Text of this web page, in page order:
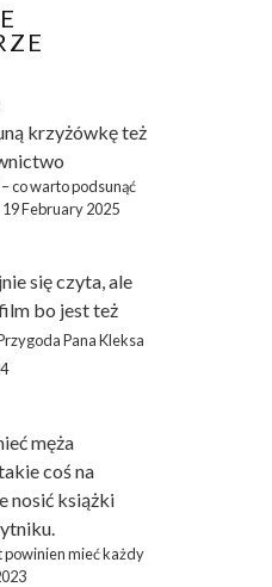
krzyżówkęteż
co warto podsunąć
19 February 2025
się czyta, ale
bo jest też
Pana Kleksa
męża
coś na
nosić książki
powinien mieć każdy